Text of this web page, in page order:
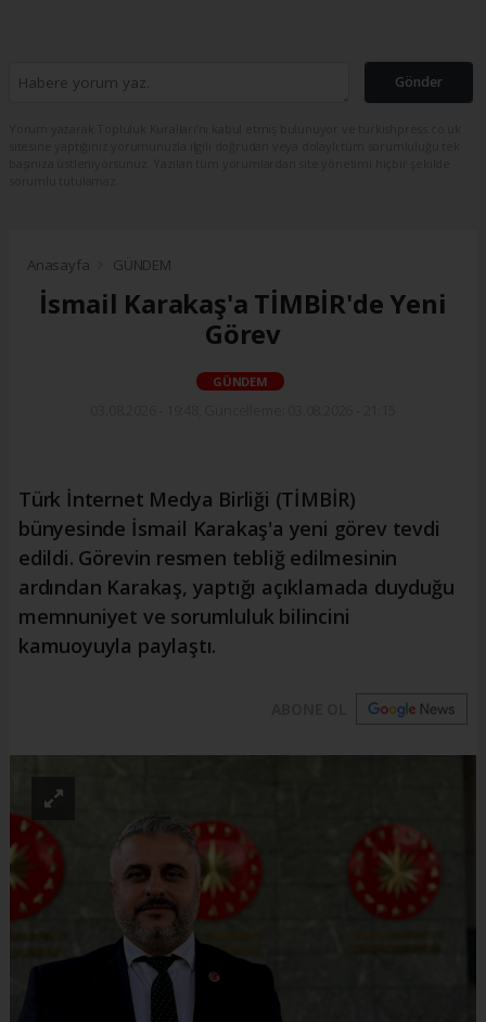
Gönder
Anasayfa GÜNDEM
İsmail Karakaş'a TİMBİR'de Yeni
Görev
GÜNDEM
Türk İnternet Medya Birliği (TİMBİR)
bünyesinde İsmail Karakaş'a yeni görev tevdi
edildi. Görevin resmen tebliğ edilmesinin
ardından Karakaş, yaptığı açıklamada duyduğu
memnuniyet ve sorumluluk bilincini
kamuoyuyla paylaştı.